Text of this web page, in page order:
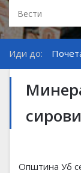
Иди до:
Општина Уб